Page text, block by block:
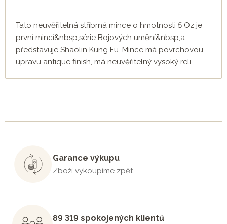
Tato neuvěřitelná stříbrná mince o hmotnosti 5 Oz je
první mincí&nbsp;série Bojových umění&nbsp;a
představuje Shaolin Kung Fu. Mince má povrchovou
úpravu antique finish, má neuvěřitelný vysoký reli...
Garance výkupu
Zboží vykoupíme zpět
89 319 spokojených klientů